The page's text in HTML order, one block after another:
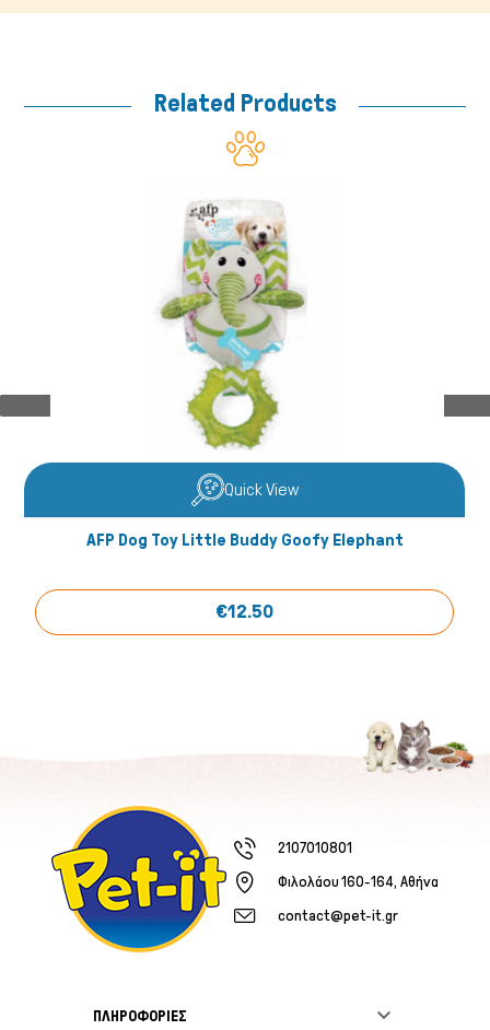
Fish/Reptiles
Related Products
Quick View
AFP Dog Toy Little Buddy Goofy Elephant
€12.50
2107010801
Φιλολάου 160-164, Αθήνα
contact@pet-it.gr
ΠΛΗΡΟΦΟΡΙΕΣ 